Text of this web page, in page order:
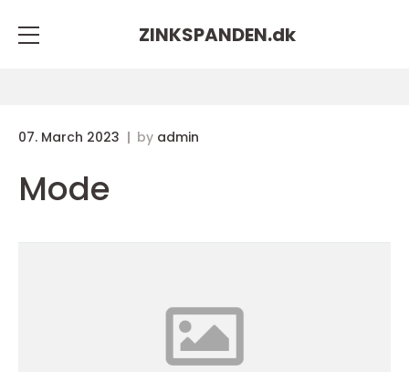
ZINKSPANDEN.dk
07. March 2023 by admin
Mode